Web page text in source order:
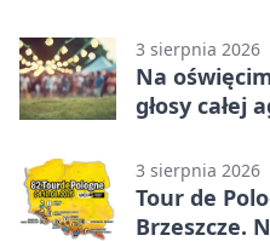
3 sierpnia 2026
Na
głosy całej
3 sierpnia 2026
Tour de
Brzeszcze.